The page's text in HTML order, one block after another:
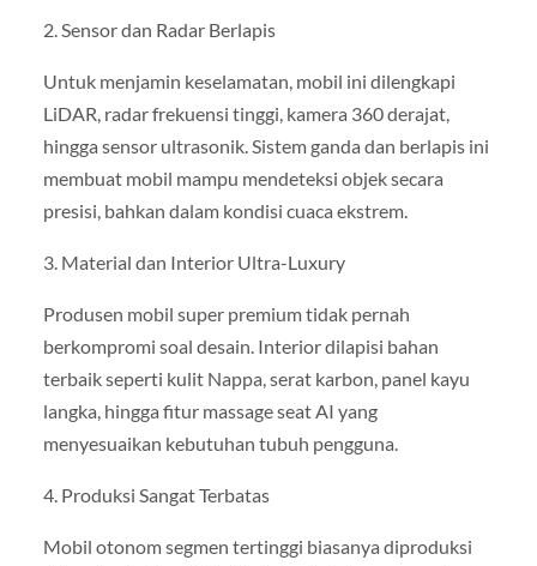
2. Sensor dan Radar Berlapis
Untuk menjamin keselamatan, mobil ini dilengkapi
LiDAR, radar frekuensi tinggi, kamera 360 derajat,
hingga sensor ultrasonik. Sistem ganda dan berlapis ini
membuat mobil mampu mendeteksi objek secara
presisi, bahkan dalam kondisi cuaca ekstrem.
3. Material dan Interior Ultra-Luxury
Produsen mobil super premium tidak pernah
berkompromi soal desain. Interior dilapisi bahan
terbaik seperti kulit Nappa, serat karbon, panel kayu
langka, hingga fitur massage seat AI yang
menyesuaikan kebutuhan tubuh pengguna.
4. Produksi Sangat Terbatas
Mobil otonom segmen tertinggi biasanya diproduksi